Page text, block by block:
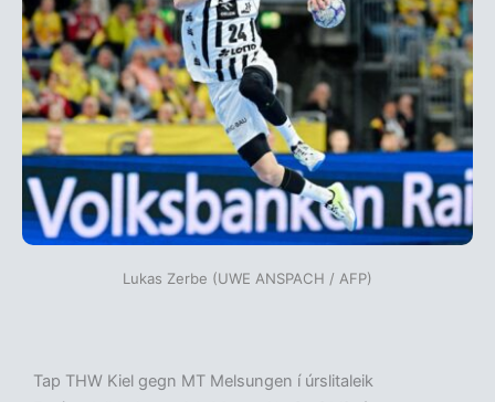
Lukas Zerbe (UWE ANSPACH / AFP)
Tap THW Kiel gegn MT Melsungen í úrslitaleik